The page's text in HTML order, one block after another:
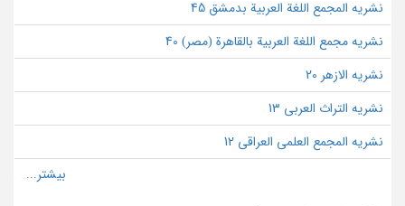
نشریه المجمع اللغة العربیة بدمشق 45
نشریه مجمع اللغة العربیة بالقاهرة (مصر) 40
نشریه الازهر 20
نشریه التراث العربی 13
نشریه المجمع العلمی العراقی 12